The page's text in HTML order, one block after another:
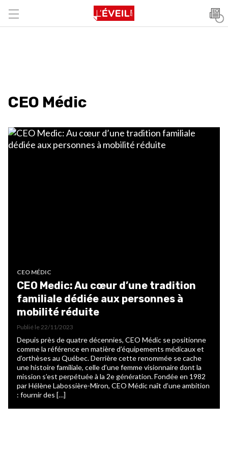
CEO Médic
CEO MÉDIC
CEO Medic: Au cœur d’une tradition
familiale dédiée aux personnes à
mobilité réduite
Publié le 22/11/2023
Depuis près de quatre décennies, CEO Médic se positionne
comme la référence en matière d’équipements médicaux et
d’orthèses au Québec. Derrière cette renommée se cache
une histoire familiale, celle d’une femme visionnaire dont la
mission s’est perpétuée à la 2e génération. Fondée en 1982
par Hélène Labossière-Miron, CEO Médic naît d’une ambition
: fournir des […]